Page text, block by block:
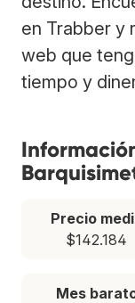
en Trabber y
web que
tiempo y
Precio
$142.184
Mes